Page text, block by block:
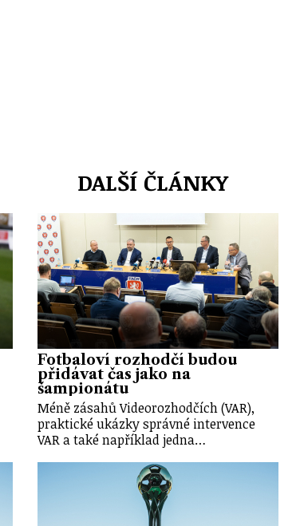
DALŠÍ ČLÁNKY
Fotbaloví rozhodčí budou
přidávat čas jako na
šampionátu
Méně zásahů Videorozhodčích (VAR),
praktické ukázky správné intervence
VAR a také například jedna…